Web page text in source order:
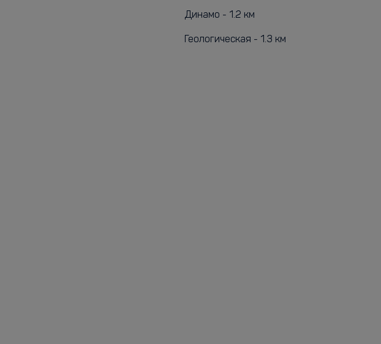
Динамо - 1.2 км
Геологическая - 1.3 км